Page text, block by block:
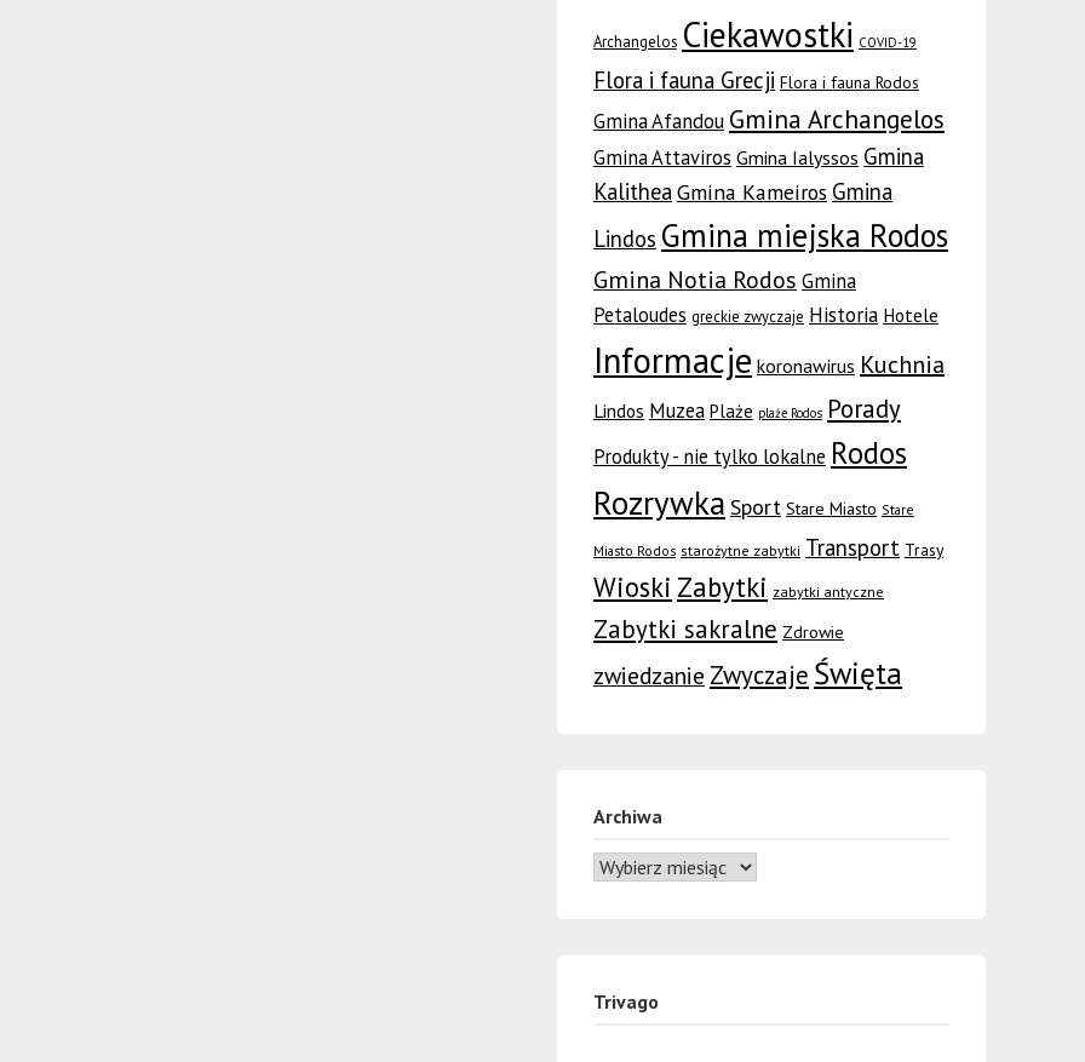
Archangelos Ciekawostki COVID-19
Flora i fauna Grecji Flora i fauna Rodos
Gmina Afandou Gmina Archangelos
Gmina Attaviros Gmina Ialyssos Gmina
KalitheaGmina Kameiros Gmina
Lindos Gmina miejska Rodos
Gmina Notia Rodos Gmina
Petaloudes greckie zwyczaje Historia Hotele
Informacje koronawirus Kuchnia
Lindos Muzea Plaże plaże Rodos Porady
Produkty - nie tylko lokalne Rodos
Rozrywka Sport Stare Miasto Stare
Miasto Rodos starożytne zabytki Transport Trasy
Wioski Zabytki zabytki antyczne
Zabytki sakralne Zdrowie
zwiedzanie Zwyczaje Święta
Archiwa
Trivago